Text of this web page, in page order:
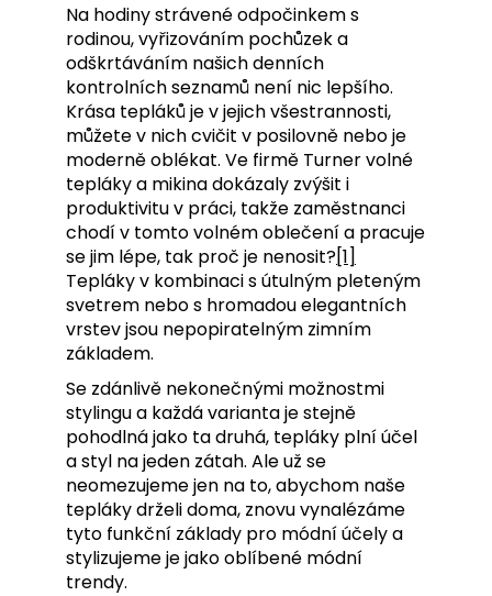
Na hodiny strávené odpočinkem s
rodinou, vyřizováním pochůzek a
odškrtáváním našich denních
kontrolních seznamů není nic lepšího.
Krása tepláků je v jejich všestrannosti,
můžete v nich cvičit v posilovně nebo je
moderně oblékat. Ve firmě Turner volné
tepláky a mikina dokázaly zvýšit i
produktivitu v práci, takže zaměstnanci
chodí v tomto volném oblečení a pracuje
se jim lépe, tak proč je nenosit?[1]
Tepláky v kombinaci s útulným pleteným
svetrem nebo s hromadou elegantních
vrstev jsou nepopiratelným zimním
základem.
Se zdánlivě nekonečnými možnostmi
stylingu a každá varianta je stejně
pohodlná jako ta druhá, tepláky plní účel
a styl na jeden zátah. Ale už se
neomezujeme jen na to, abychom naše
tepláky drželi doma, znovu vynalézáme
tyto funkční základy pro módní účely a
stylizujeme je jako oblíbené módní
trendy.
HLEDAT